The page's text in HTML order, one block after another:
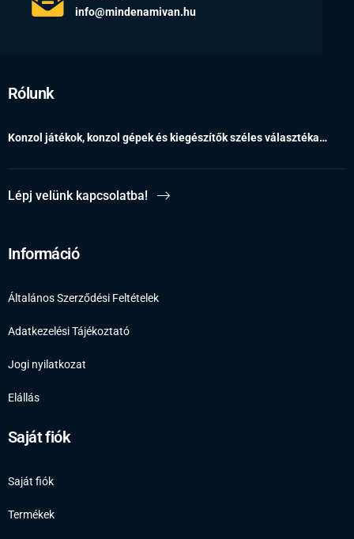
info@mindenamivan.hu
Rólunk
Konzol játékok, konzol gépek és kiegészítők széles választéka…
Lépj velünk kapcsolatba!
Információ
Általános Szerződési Feltételek
Adatkezelési Tájékoztató
Jogi nyilatkozat
Elállás
Saját fiók
Saját fiók
Termékek